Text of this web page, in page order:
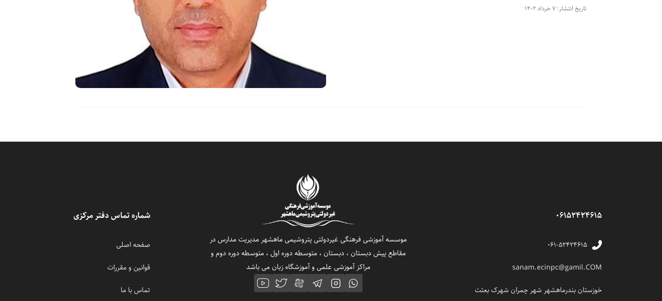
تاریخ انتشار: ۷ خرداد ۱۴۰۲
06152424615
۰۶۱-۵۲۴۲۴۶۱۵
sanam.ecinpc@gamil.COM
خوزستان بندرماهشهر شهر چمران شهرک بعثت
موسسه آموزشی فرهنگی غیردولتی پتروشیمی ماهشهر مدیریت مدارس در
مقاطع پیش دبستان ، دبستان ، متوسطه دوره اول ، متوسطه دوره دوم و
مراکز آموزشی علمی و آموزشگاه زبان می باشد
شماره تماس دفتر مرکزی
صفحه اصلی
قوانین و مقررات
تماس با ما